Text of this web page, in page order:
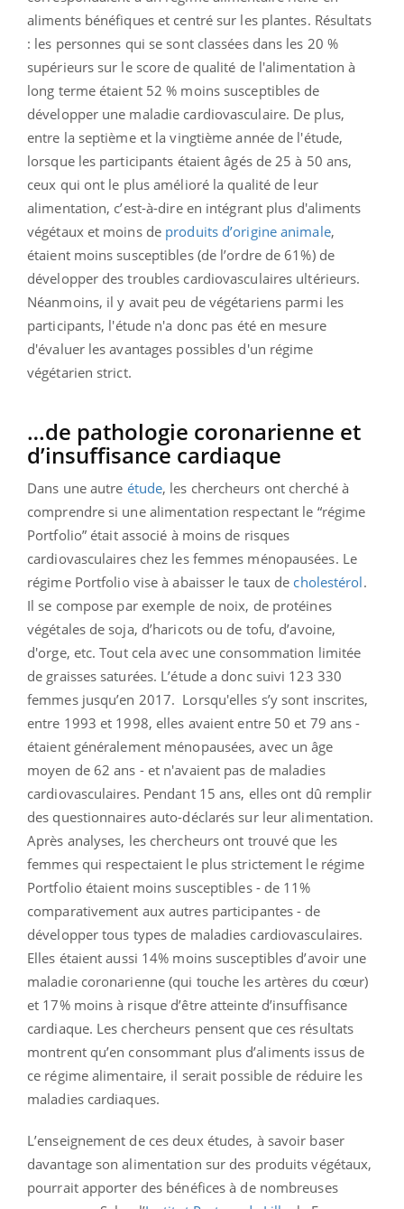
aliments bénéfiques et centré sur les plantes. Résultats
: les personnes qui se sont classées dans les 20 %
supérieurs sur le score de qualité de l'alimentation à
long terme étaient 52 % moins susceptibles de
développer une maladie cardiovasculaire. De plus,
entre la septième et la vingtième année de l'étude,
lorsque les participants étaient âgés de 25 à 50 ans,
ceux qui ont le plus amélioré la qualité de leur
alimentation, c’est-à-dire en intégrant plus d'aliments
végétaux et moins de produits d’origine animale,
étaient moins susceptibles (de l’ordre de 61%) de
développer des troubles cardiovasculaires ultérieurs.
Néanmoins, il y avait peu de végétariens parmi les
participants, l'étude n'a donc pas été en mesure
d'évaluer les avantages possibles d'un régime
végétarien strict.
…de pathologie coronarienne et
d’insuffisance cardiaque
Dans une autre étude, les chercheurs ont cherché à
comprendre si une alimentation respectant le “régime
Portfolio” était associé à moins de risques
cardiovasculaires chez les femmes ménopausées. Le
régime Portfolio vise à abaisser le taux de cholestérol.
Il se compose par exemple denoix, de protéines
végétales de soja, d’haricots ou de tofu, d’avoine,
d'orge, etc. Tout cela avec une consommation limitée
de graisses saturées. L’étude a donc suivi 123 330
femmes jusqu’en 2017. Lorsqu'elles s’y sont inscrites,
entre 1993 et 1998, elles avaient entre 50 et 79 ans -
étaient généralement ménopausées, avec un âge
moyen de 62 ans - et n'avaient pas de maladies
cardiovasculaires. Pendant 15 ans, elles ont dû remplir
des questionnaires auto-déclarés sur leur alimentation.
Après analyses, les chercheurs ont trouvé que les
femmes qui respectaient le plus strictement le régime
Portfolioétaient moins susceptibles - de 11%
comparativement aux autres participantes - de
développer tous types de maladies cardiovasculaires.
Elles étaient aussi 14% moins susceptibles d’avoir une
maladie coronarienne (qui touche les artères du cœur)
et 17% moins à risque d’être atteinte d’insuffisance
cardiaque. Les chercheurs pensent que ces résultats
montrent qu’en consommant plus d’aliments issus de
ce régime alimentaire, il serait possible de réduire les
maladies cardiaques.
L’enseignement de ces deux études, à savoir baser
davantage son alimentation sur des produits végétaux,
pourrait apporter des bénéfices à de nombreuses